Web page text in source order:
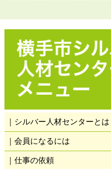
｜シルバー人材センターとは
｜会員になるには
｜仕事の依頼